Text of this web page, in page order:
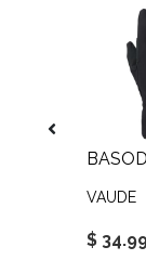
VAUDE
$